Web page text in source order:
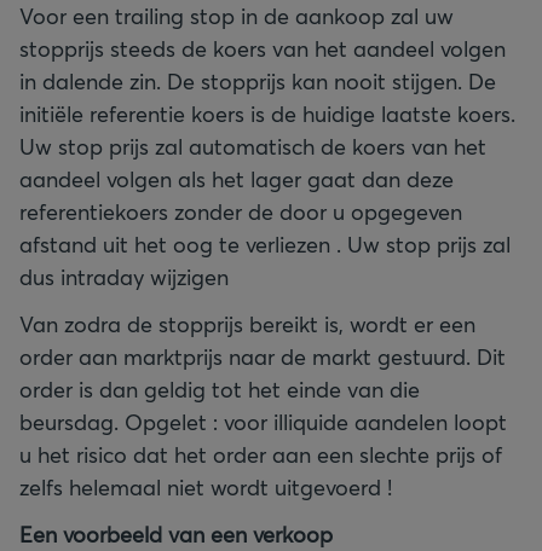
Voor een trailing stop in de aankoop zal uw
stopprijs steeds de koers van het aandeel volgen
in dalende zin. De stopprijs kan nooit stijgen. De
initiële referentie koers is de huidige laatste koers.
Uw stop prijs zal automatisch de koers van het
aandeel volgen als het lager gaat dan deze
referentiekoers zonder de door u opgegeven
afstand uit het oog te verliezen . Uw stop prijs zal
dus intraday wijzigen
Van zodra de stopprijs bereikt is, wordt er een
order aan marktprijs naar de markt gestuurd. Dit
order is dan geldig tot het einde van die
beursdag. Opgelet : voor illiquide aandelen loopt
u het risico dat het order aan een slechte prijs of
zelfs helemaal niet wordt uitgevoerd !
Een voorbeeld van een verkoop